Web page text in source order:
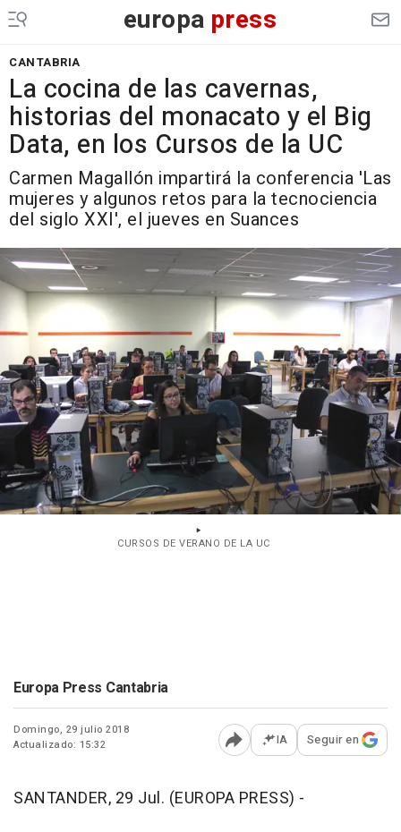
europa press
CANTABRIA
La cocina de las cavernas,
historias del monacato y el Big
Data, en los Cursos de la UC
Carmen Magallón impartirá la conferencia 'Las
mujeres y algunos retos para la tecnociencia
del siglo XXI', el jueves en Suances
CURSOS DE VERANO DE LA UC
Europa Press Cantabria
Domingo, 29 julio 2018
Actualizado: 15:32
Abrir opciones para
IA Seguir en
SANTANDER, 29 Jul. (EUROPA PRESS) -